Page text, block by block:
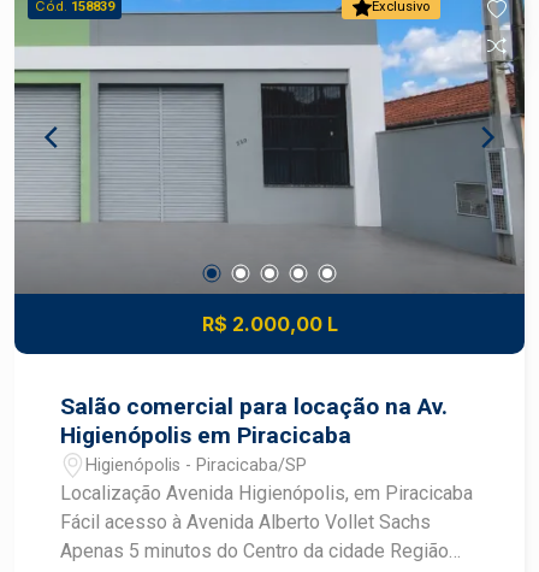
vias da cidade Ideal para escritórios, clínicas,
lojas e prestadores de serviços Excelente opção
para empresas que buscam praticidade,
visibilidade e conforto em uma das regiões mais
valorizadas de Piracicaba Construa seu futuro
com quem é agente de desenvolvimento do
mercado imobiliário de Piracicaba. Agende sua
visita.
Exclusivo
Cód. 158839
R$ 2.000,00 L
Salão comercial para locação na Av.
Higienópolis em Piracicaba
Higienópolis - Piracicaba/SP
Localização Avenida Higienópolis, em Piracicaba
Fácil acesso à Avenida Alberto Vollet Sachs
Apenas 5 minutos do Centro da cidade Região